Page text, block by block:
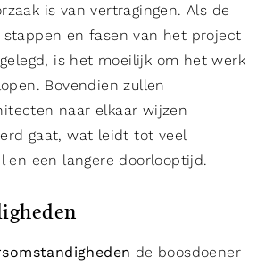
is van vertragingen. Als de
en fasen van het project
is het moeilijk om het werk
Bovendien zullen
naar elkaar wijzen
gaat, wat leidt tot veel
en een langere doorlooptijd.
de boosdoener